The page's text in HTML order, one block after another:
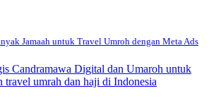
Jamaah untuk Travel Umroh dengan Meta Ads